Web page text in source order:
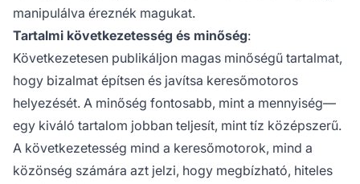
manipulálva éreznék magukat.
Tartalmi következetesség és minőség:
Következetesen publikáljon magas minőségű tartalmat,
hogy bizalmat építsen és javítsa keresőmotoros
helyezését. A minőség fontosabb, mint a mennyiség—
egy kiváló tartalom jobban teljesít, mint tíz középszerű.
A következetesség mind a keresőmotorok, mind a
közönség számára azt jelzi, hogy megbízható, hiteles